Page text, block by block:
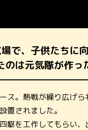
で、子供たちに
は元気隊が作っ
。熱戦が繰り広げ
置されました。
を工作してもらい